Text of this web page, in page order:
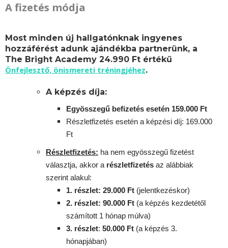
A fizetés módja
Most minden új hallgatónknak ingyenes
hozzáférést adunk ajándékba partnerünk, a
The Bright Academy 24.990 Ft értékű
Önfejlesztő, önismereti tréningjéhez.
A képzés díja:
Egyösszegű befizetés esetén 159.000 Ft
Részletfizetés esetén a képzési díj: 169.000
Ft
Részletfizetés: ha nem egyösszegű fizetést
választja, akkor a részletfizetés az alábbiak
szerint alakul:
1. részlet: 29.000 Ft (jelentkezéskor)
2. részlet: 90.000 Ft (a képzés kezdetétől
számított 1 hónap múlva)
3. részlet: 50.000 Ft (a képzés 3.
hónapjában)